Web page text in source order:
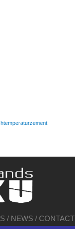
/ NEWS / CONTACT